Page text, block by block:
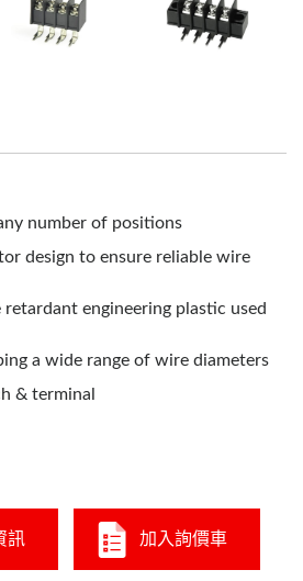
number of positions
design to ensure reliable wire
engineering plastic used
a wide range of wire diameters
& terminal
訊 加入詢價車